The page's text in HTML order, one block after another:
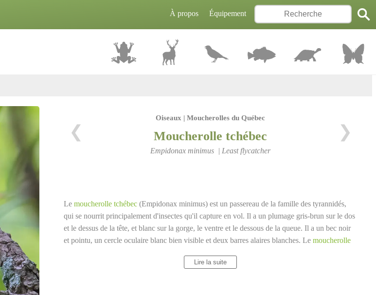
Équipement
À propos
❮
Oiseaux | Moucherolles du Québec
Moucherolle tchébec
Empidonax minimus | Least flycatcher
❯
Le moucherolle tchébec(Empidonax minimus) est un passereau de la famille des tyrannidés,
qui se nourrit principalement d'insectes qu'il capture en vol. Il a un plumage gris-brun sur le dos
et le dessus de la tête, et blanc sur la gorge, le ventre et le dessous de la queue. Il a un bec noir
et pointu, un cercle oculaire blanc bien visible et deux barres alaires blanches. Le moucherolle
avec des brindilles, des herbes et des mousses, qu'il place dans une fourche d'arbre ou un trou. Il
Lire la suite